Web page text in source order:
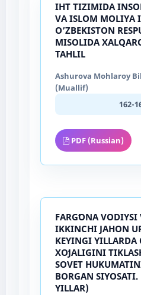
IHT TIZIMIDA
VA ISLOM MOLIYA
O’ZBEKISTON
MISOLIDA
TAHLIL
Ashurova Mohlaroy
(Muallif)
162-
PDF (Russian)
FARGʻONA
IKKINCHI JAHON
KEYINGI YILLARDA
XOʻJALIGINI
SOVET
BORGAN
YILLAR)